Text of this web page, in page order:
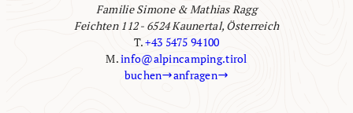
T.+43 5475 94100
M.info@alpincamping.tirol
Familie Simone & Mathias Ragg
Feichten 112 - 6524 Kaunertal, Österreich
buchen anfragen